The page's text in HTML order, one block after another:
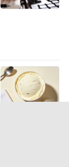
BaaS方案调
其是最近发
出预期的单
期了。